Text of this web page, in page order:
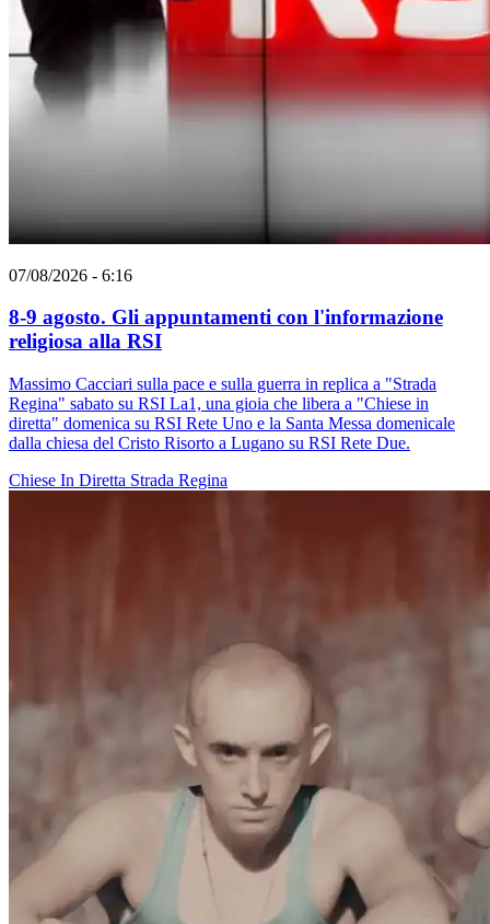
07/08/2026 - 6:16
8-9 agosto. Gli appuntamenti con l'informazione
religiosa alla RSI
Massimo Cacciari sulla pace e sulla guerra in replica a "Strada
Regina" sabato su RSI La1, una gioia che libera a "Chiese in
diretta" domenica su RSI Rete Uno e la Santa Messa domenicale
dalla chiesa del Cristo Risorto a Lugano su RSI Rete Due.
Chiese In Diretta Strada Regina